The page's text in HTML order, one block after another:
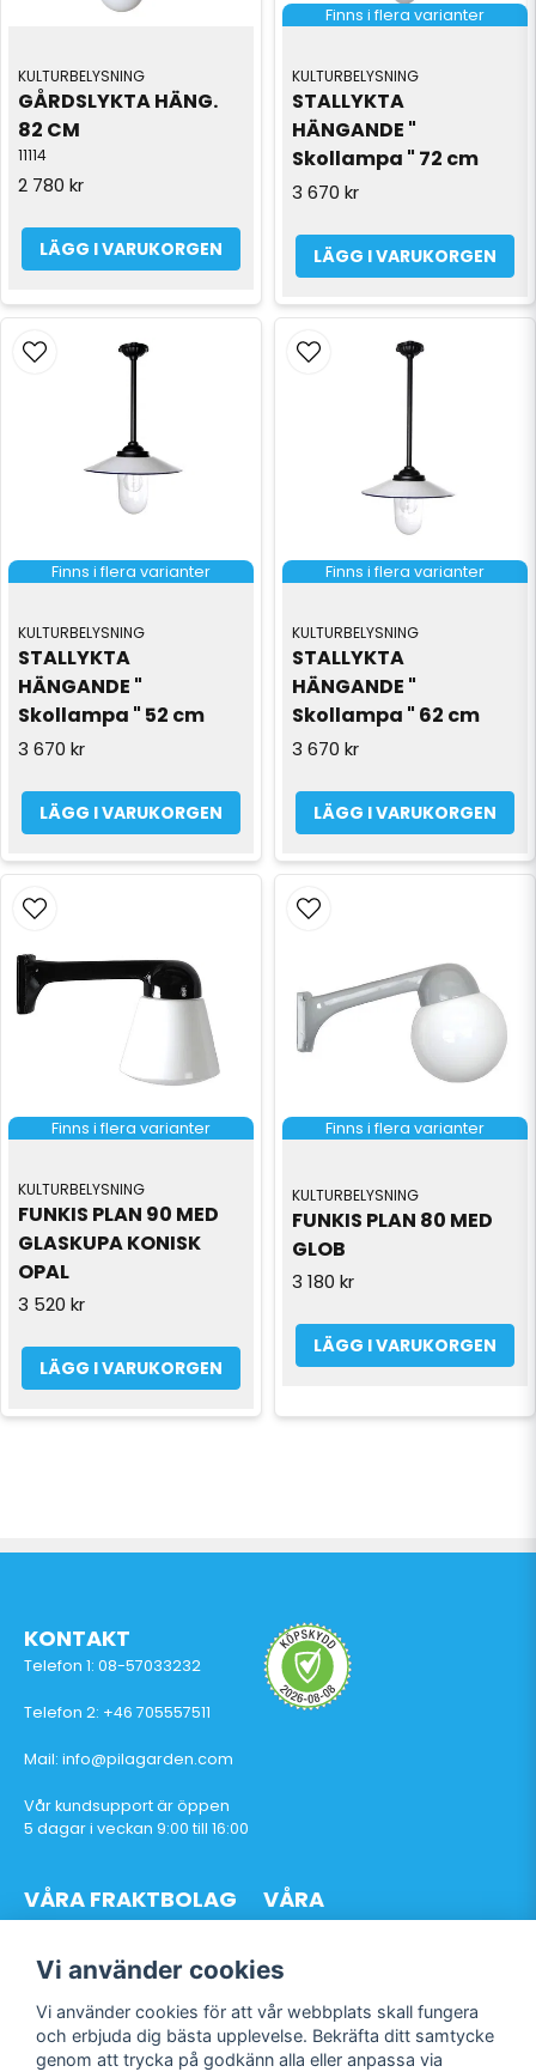
KULTURBELYSNING
GÅRDSLYKTA HÄNG.
82 CM
11114
2 780 kr
LÄGG I VARUKORGEN
Finns i flera varianter
KULTURBELYSNING
STALLYKTA
HÄNGANDE "
Skollampa " 72 cm
3 670 kr
LÄGG I VARUKORGEN
Finns i flera varianter
KULTURBELYSNING
STALLYKTA
HÄNGANDE "
Skollampa " 52 cm
3 670 kr
LÄGG I VARUKORGEN
Finns i flera varianter
KULTURBELYSNING
STALLYKTA
HÄNGANDE "
Skollampa " 62 cm
3 670 kr
LÄGG I VARUKORGEN
Finns i flera varianter
KULTURBELYSNING
FUNKIS PLAN 90 MED
GLASKUPA KONISK
OPAL
3 520 kr
LÄGG I VARUKORGEN
Finns i flera varianter
KULTURBELYSNING
FUNKIS PLAN 80 MED
GLOB
3 180 kr
LÄGG I VARUKORGEN
KONTAKT
Telefon 1: 08-57033232
Telefon 2: +46 705557511
Mail: info@pilagarden.com
Vår kundsupport är öppen
5 dagar i veckan 9:00 till 16:00
VÅRA FRAKTBOLAG
VÅRA
Vi använder cookies
Vi använder cookies för att vår webbplats skall fungera
och erbjuda dig bästa upplevelse. Bekräfta ditt samtycke
genom att trycka på godkänn alla eller anpassa via